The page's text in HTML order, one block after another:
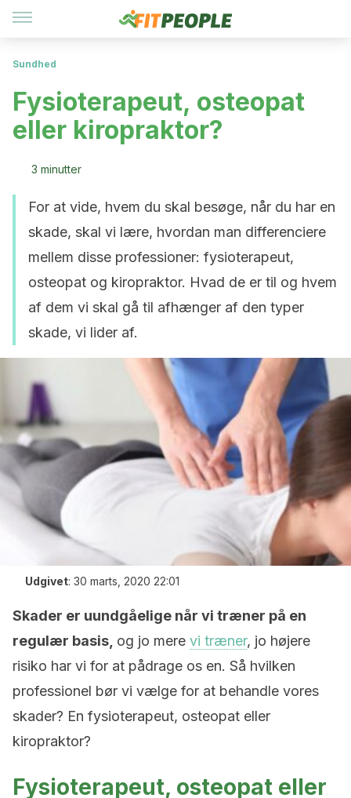
Sundhed
Fysioterapeut, osteopat
eller kiropraktor?
3 minutter
For at vide, hvem du skal besøge, når du har en
skade, skal vi lære, hvordan man differenciere
mellem disse professioner: fysioterapeut,
osteopat og kiropraktor. Hvad de er til og hvem
af dem vi skal gå til afhænger af den typer
skade, vi lider af.
Udgivet: 30 marts, 2020 22:01
Skader er uundgåelige når vi træner på en
regulær basis, og jo mere vi træner, jo højere
risiko har vi for at pådrage os en. Så hvilken
professionel bør vi vælge for at behandle vores
skader? En fysioterapeut, osteopat eller
kiropraktor?
Fysioterapeut, osteopat eller